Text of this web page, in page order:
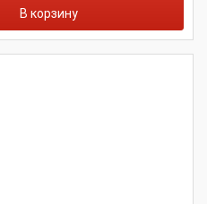
В корзину